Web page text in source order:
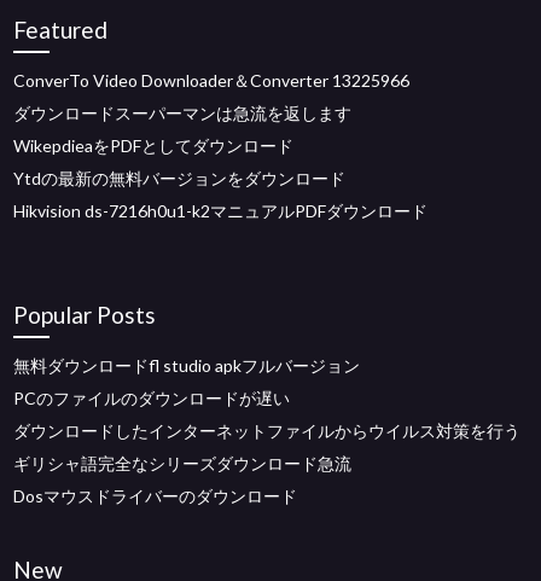
Featured
ConverTo Video Downloader＆Converter 13225966
ダウンロードスーパーマンは急流を返します
WikepdieaをPDFとしてダウンロード
Ytdの最新の無料バージョンをダウンロード
Hikvision ds-7216h0u1-k2マニュアルPDFダウンロード
Popular Posts
無料ダウンロードfl studio apkフルバージョン
PCのファイルのダウンロードが遅い
ダウンロードしたインターネットファイルからウイルス対策を行う
ギリシャ語完全なシリーズダウンロード急流
Dosマウスドライバーのダウンロード
New